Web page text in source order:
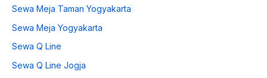
Sewa Meja Taman Yogyakarta
Sewa Meja Yogyakarta
Sewa Q Line
Sewa Q Line Jogja